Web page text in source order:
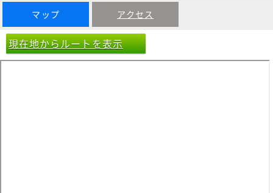
マップ アクセス
現在地からルートを表示